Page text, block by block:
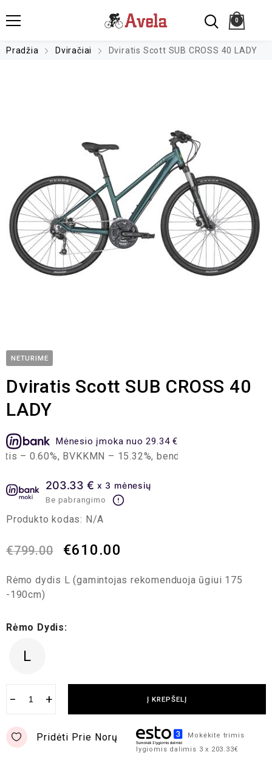
0
Pradžia Dviračiai Dviratis Scott SUB CROSS 40 LADY
NETURIME
Dviratis Scott SUB CROSS 40
LADY
Mėnesio įmoka nuo 29.34 €
BVKKMN – 15.32%, bendra mokėtina suma –
203.33 € x 3 mėnesių
Be pabrangimo
Produkto kodas: N/A
€799.00 €610.00
Rėmo dydis L (gamintojas rekomenduoja ūgiui 175
-190cm)
Rėmo Dydis:
L
− + Į KREPŠELĮ
Pridėti Prie Norų
Mokėkite trimis
lygiomis dalimis 3 x 203.33€